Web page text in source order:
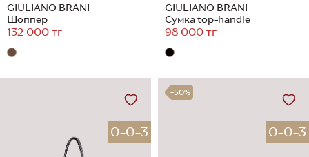
GIULIANO BRANI
Шоппер
132 000 тг
GIULIANO BRANI
Сумка top-handle
98 000 тг
0-0-3
-50%
0-0-3